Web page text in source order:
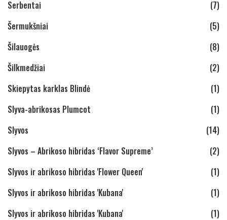
Serbentai
(7)
Šermukšniai
(5)
Šilauogės
(8)
Šilkmedžiai
(2)
Skiepytas karklas Blindė
(1)
Slyva-abrikosas Plumcot
(1)
Slyvos
(14)
Slyvos – Abrikoso hibridas ‘Flavor Supreme’
(2)
Slyvos ir abrikoso hibridas 'Flower Queen'
(1)
Slyvos ir abrikoso hibridas 'Kubana'
(1)
Slyvos ir abrikoso hibridas 'Kubana'
(1)